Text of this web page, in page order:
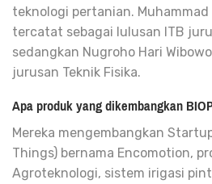
teknologi pertanian. Muhammad
tercatat sebagai lulusan ITB
sedangkan Nugroho Hari
jurusan Teknik Fisika.
Apa produk yang dikembangkan
Mereka mengembangkan
Things) bernama Encomotion,
Agroteknologi, sistem irigasi